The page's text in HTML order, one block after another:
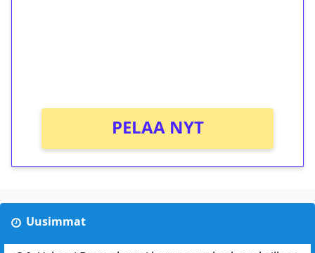
PELAA NYT
Uusimmat